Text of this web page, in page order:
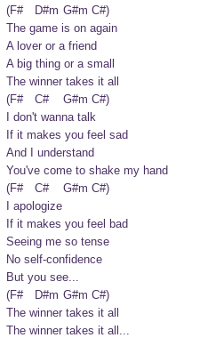
(F#	D#m	G#m	C#)
The game is on again
A lover or a friend
A big thing or a small
The winner takes it all
(F#	C#	G#m	C#)
I don't wanna talk
If it makes you feel sad
And I understand
You've come to shake my hand
(F#	C#	G#m	C#)
I apologize
If it makes you feel bad
Seeing me so tense
No self-confidence
But you see...
(F#	D#m	G#m	C#)
The winner takes it all
The winner takes it all...